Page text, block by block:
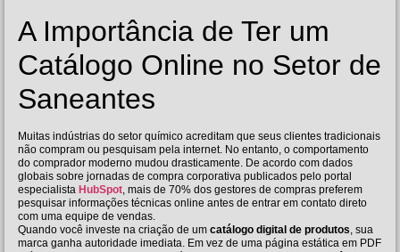
A Importância de Ter um
Catálogo Online no Setor de
Saneantes
Muitas indústrias do setor químico acreditam que seus clientes tradicionais
não compram ou pesquisam pela internet. No entanto, o comportamento
do comprador moderno mudou drasticamente. De acordo com dados
globais sobre jornadas de compra corporativa publicados pelo portal
especialista HubSpot , mais de 70% dos gestores de compras preferem
pesquisar informações técnicas online antes de entrar em contato direto
com uma equipe de vendas.
Quando você investe na criação de um catálogo digital de produtos , sua
marca ganha autoridade imediata. Em vez de uma página estática em PDF